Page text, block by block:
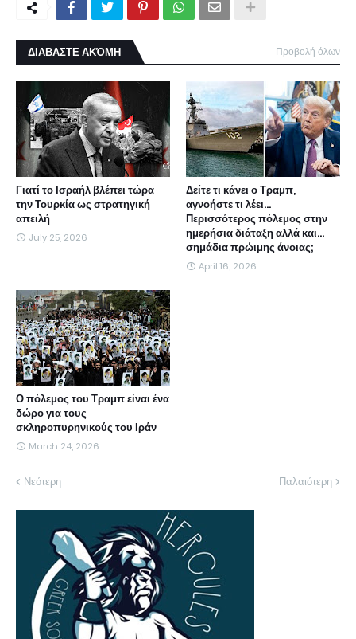
ΔΙΑΒΑΣΤΕ ΑΚΌΜΗ Προβολή όλων
Γιατί το Ισραήλ βλέπει τώρα
την Τουρκία ως στρατηγική
απειλή
July 25, 2026
Δείτε τι κάνει ο Τραμπ,
αγνοήστε τι λέει...
Περισσότερος πόλεμος στην
ημερήσια διάταξη αλλά και...
σημάδια πρώιμης άνοιας;
April 16, 2026
Ο πόλεμος του Τραμπ είναι ένα
δώρο για τους
σκληροπυρηνικούς του Ιράν
March 24, 2026
Νεότερη Παλαιότερη